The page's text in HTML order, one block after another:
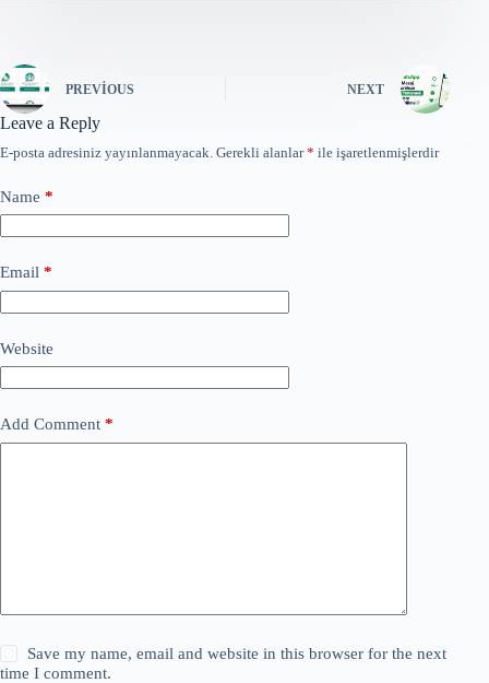
PREVIOUS NEXT
Leave a Reply
E-posta adresiniz yayınlanmayacak. Gerekli alanlar* ile işaretlenmişlerdir
Name *
Email *
Website
Add Comment *
Save my name, email and website in this browser for the next
time I comment.